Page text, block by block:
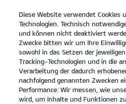
open
menu
KIA SERVICE 5+
KIA SERVICE 5+
Diese Website verwendet Cookies
Technologien. Technisch
und können nicht deaktiviert
Zwecke bitten wir um Ihre
sowohl in das Setzen der
Tracking-Technologien und in die
Verarbeitung der dadurch
nachfolgend genannten Zwecken
Performance: Wir messen, wie
wird, um Inhalte und Funktionen